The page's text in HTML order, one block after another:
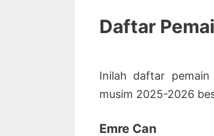
Daftar
Inilah daftar
musim 2025-2026
Emre Can